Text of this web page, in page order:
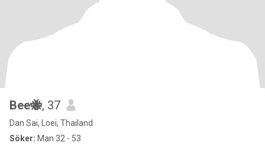
Bee🐝, 37
Dan Sai, Loei, Thailand
Söker: Man 32 - 53